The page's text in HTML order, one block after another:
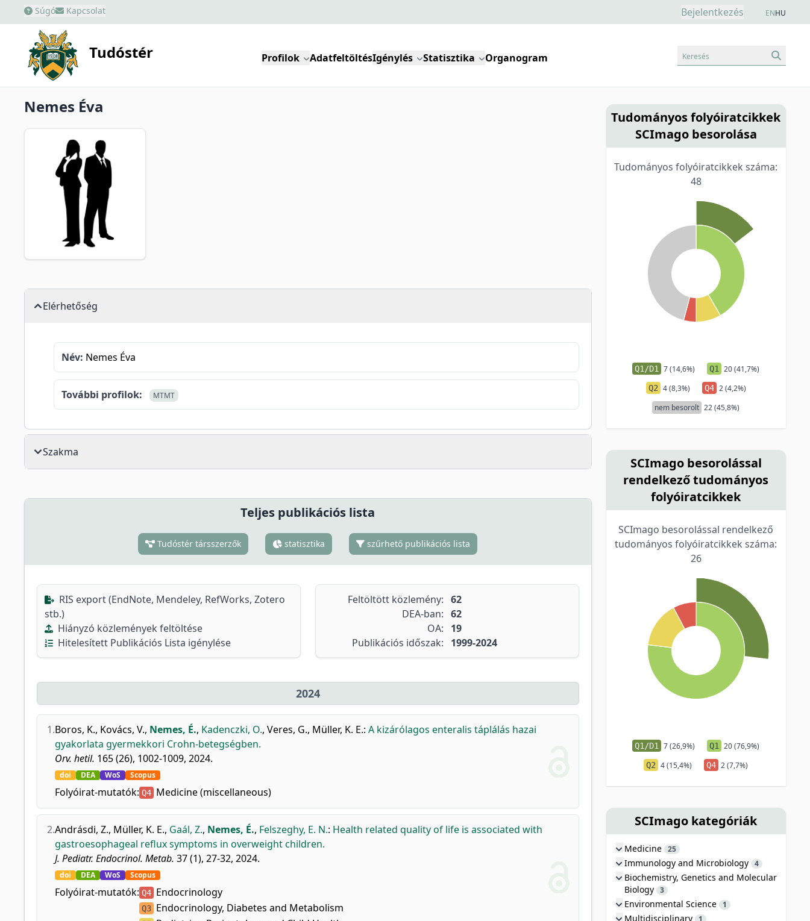
Súgó Kapcsolat Bejelentkezés ENHU
Tudóstér Profilok AdatfeltöltésIgénylés Statisztika Organogram Keresés
Nemes Éva
Elérhetőség
Név: Nemes Éva
További profilok: MTMT
Szakma
Teljes publikációs lista
Tudóstér társszerzők statisztika szűrhető publikációs lista
RIS export (EndNote, Mendeley, RefWorks, Zotero
stb.)
Hiányzó közlemények feltöltése
Hitelesített Publikációs Lista igénylése
Feltöltött közlemény: 62
DEA-ban: 62
OA:
19
Publikációs időszak:
1999-2024
2024
1.Boros, K., Kovács, V., Nemes, É., Kadenczki, O., Veres, G., Müller, K. E.: A kizárólagos enteralis táplálás hazai
gyakorlata gyermekkori Crohn-betegségben.
Orv. hetil. 165 (26), 1002-1009, 2024.
doi DEA WoS Scopus
Folyóirat-mutatók: Q4 Medicine (miscellaneous)
2.Andrásdi, Z., Müller, K. E., Gaál, Z., Nemes, É., Felszeghy, E. N.: Health related quality of life is associated with
gastroesophageal reflux symptoms in overweight children.
J. Pediatr. Endocrinol. Metab. 37 (1), 27-32, 2024.
doi DEA WoS Scopus
Folyóirat-mutatók: Q4 Endocrinology
Q3 Endocrinology, Diabetes and Metabolism
Tudományos folyóiratcikkek
SCImago besorolása
Tudományos folyóiratcikkek száma:
48
Q1/D1 7 (14,6%) Q1 20 (41,7%)
Q2 4 (8,3%) Q4 2 (4,2%)
nem besorolt 22 (45,8%)
SCImago besorolással
rendelkező tudományos
folyóiratcikkek
SCImago besorolással rendelkező
tudományos folyóiratcikkek száma:
26
Q1/D1 7 (26,9%) Q1 20 (76,9%)
Q2 4 (15,4%) Q4 2 (7,7%)
SCImago kategóriák
Medicine 25
Immunology and Microbiology 4
Biochemistry, Genetics and Molecular
Biology 3
Environmental Science 1
Multidisciplinary 1